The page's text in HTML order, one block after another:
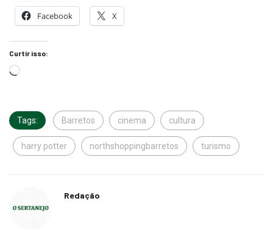
Facebook X
Curtir isso:
Tags: Barretos cinema cultura
harry potter northshoppingbarretos turismo
Redação